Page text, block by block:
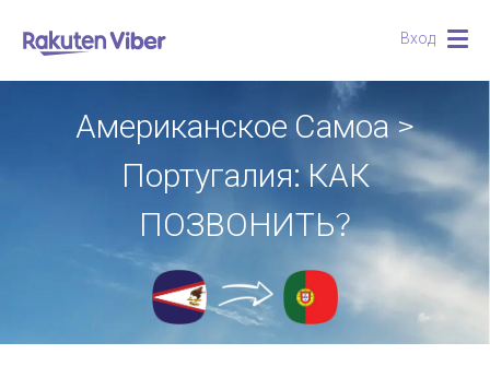
Вход
Американское Самоа >
Португалия: КАК
ПОЗВОНИТЬ?